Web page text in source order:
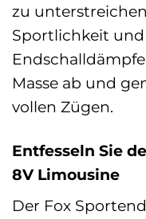
zu
Sportlichkeit
Masse ab und
vollen Zügen.
Entfesseln Sie
8V Limousine
Der Fox